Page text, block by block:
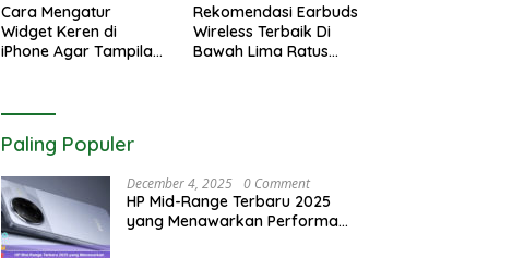
Cara Mengatur
Widget Keren di
iPhone Agar Tampilan
Rekomendasi Earbuds
Wireless Terbaik Di
Bawah Lima Ratus
Paling Populer
December 4, 2025 0 Comment
HP Mid-Range Terbaru 2025
yang Menawarkan Performa